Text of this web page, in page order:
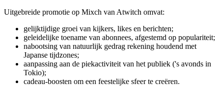
Uitgebreide promotie op Mixch van Atwitch omvat:
gelijktijdige groei van kijkers, likes en berichten;
geleidelijke toename van abonnees, afgestemd op populariteit;
nabootsing van natuurlijk gedrag rekening houdend met
Japanse tijdzones;
aanpassing aan de piekactiviteit van het publiek ('s avonds in
Tokio);
cadeau-boosten om een feestelijke sfeer te creëren.